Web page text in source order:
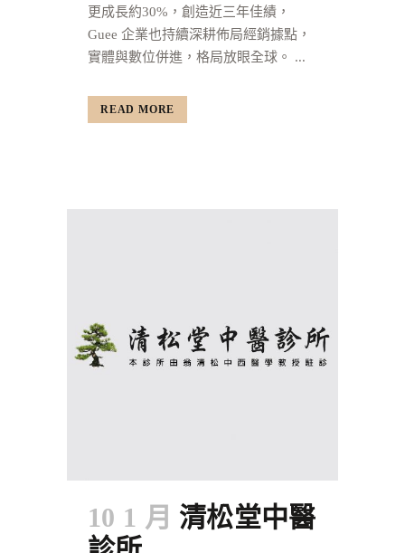
更成長約30%，創造近三年佳績，
Guee 企業也持續深耕佈局經銷據點，
實體與數位併進，格局放眼全球。 ...
READ MORE
10 1 月 清松堂中醫